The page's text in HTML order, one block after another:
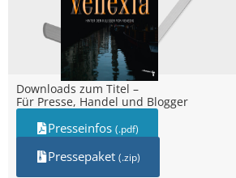
Downloads zum Titel –
Für Presse, Handel und Blogger
Presseinfos (.pdf)
Pressepaket (.zip)